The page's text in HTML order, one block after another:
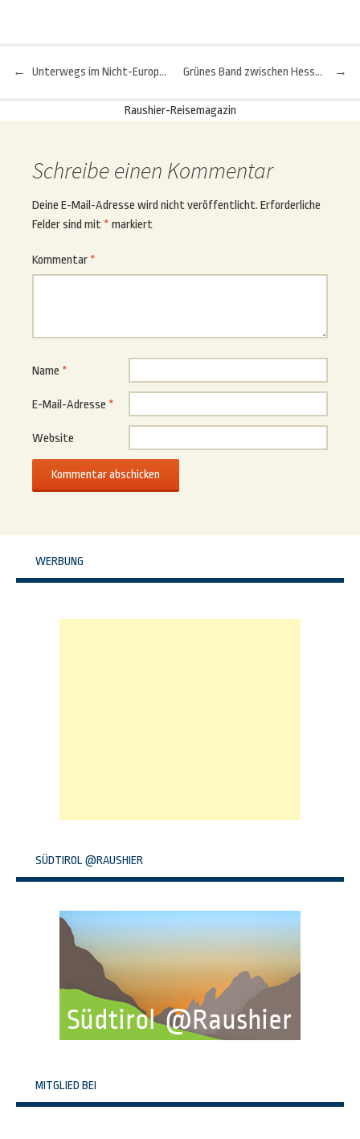
Beitragsnavigation
← Unterwegs im Nicht-Europa: Streifzug durch Vietnam →
Grünes Band zwischen Hessen und Thüringen: Erst 25 Jahre?
Raushier-Reisemagazin
Schreibe einen Kommentar
Deine E-Mail-Adresse wird nicht veröffentlicht. Erforderliche
Felder sind mit * markiert
Kommentar *
Name *
E-Mail-Adresse *
Website
WERBUNG
SÜDTIROL @RAUSHIER
MITGLIED BEI